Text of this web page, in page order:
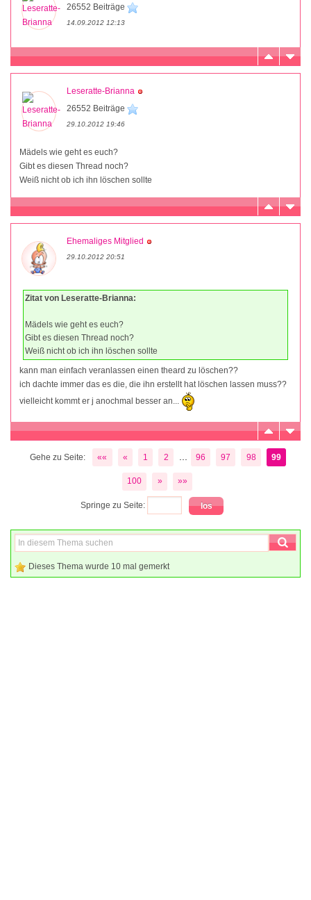
26552 Beiträge
14.09.2012 12:13
Leseratte-Brianna
26552 Beiträge
29.10.2012 19:46
Mädels wie geht es euch?
Gibt es diesen Thread noch?
Weiß nicht ob ich ihn löschen sollte
Ehemaliges Mitglied
29.10.2012 20:51
Zitat von Leseratte-Brianna:
Mädels wie geht es euch?
Gibt es diesen Thread noch?
Weiß nicht ob ich ihn löschen sollte
kann man einfach veranlassen einen theard zu löschen??
ich dachte immer das es die, die ihn erstellt hat löschen lassen muss??
vielleicht kommt er j anochmal besser an...
Gehe zu Seite: «« « 1 2 96 97 98 99
100 » »»
Springe zu Seite:
Dieses Thema wurde 10 mal gemerkt